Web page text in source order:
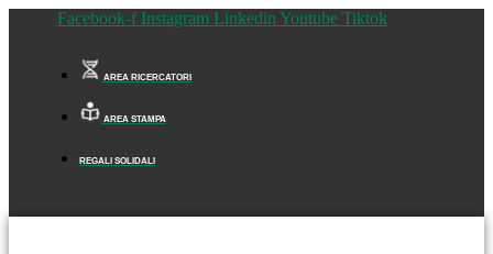
Facebook-f Instagram Linkedin Youtube Tiktok
AREA RICERCATORI
AREA STAMPA
REGALI SOLIDALI